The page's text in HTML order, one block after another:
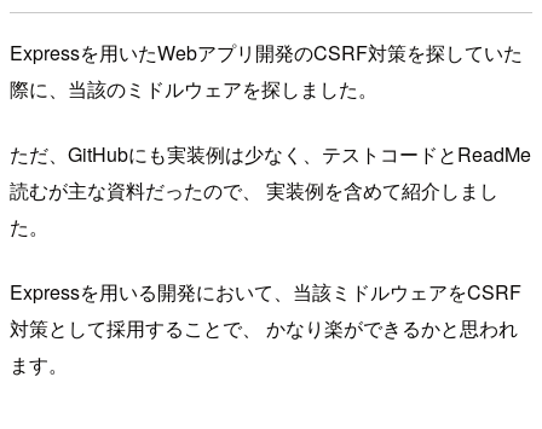
Expressを用いたWebアプリ開発のCSRF対策を探していた
際に、当該のミドルウェアを探しました。
ただ、GitHubにも実装例は少なく、テストコードとReadMe
読むが主な資料だったので、 実装例を含めて紹介しまし
た。
Expressを用いる開発において、当該ミドルウェアをCSRF
対策として採用することで、 かなり楽ができるかと思われ
ます。